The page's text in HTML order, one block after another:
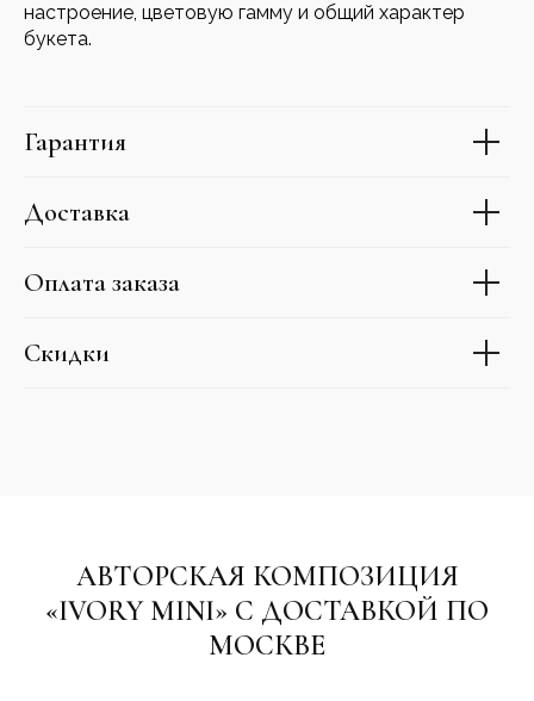
настроение, цветовую гамму и общий характер
букета.
Гарантия
Доставка
Оплата заказа
Скидки
АВТОРСКАЯ КОМПОЗИЦИЯ
«IVORY MINI» С ДОСТАВКОЙ ПО
МОСКВЕ